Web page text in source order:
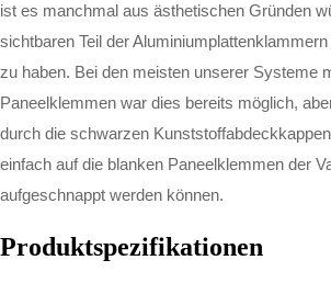
ist es manchmal aus ästhetischen Gründen
sichtbaren Teil der
zu haben. Bei den meisten unserer Systeme
Paneelklemmen war dies bereits möglich,
durch die schwarzen
einfach auf die blanken Paneelklemmen der
aufgeschnappt werden können.
Produktspezifikationen